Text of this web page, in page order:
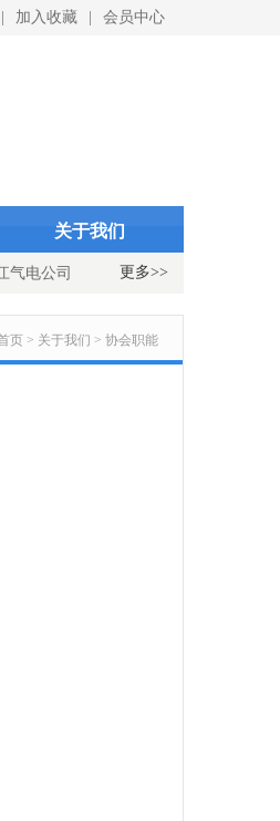
加入收藏 会员中心
关于我们
更多>>
气电公司与中国重燃公司开展国产重型
页 > 关于我们 > 协会职能